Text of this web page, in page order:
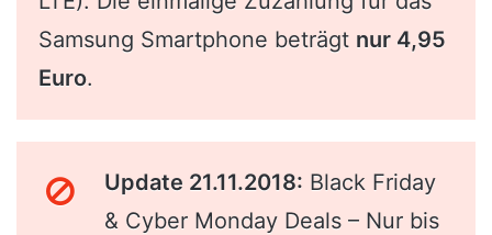
Samsung Smartphone beträgt nur 4,95
Euro.
Update 21.11.2018: Black Friday
& Cyber Monday Deals – Nur bis